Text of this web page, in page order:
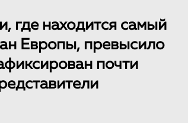
где находится самый
Европы, превысило
почти